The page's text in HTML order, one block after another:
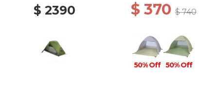
$ 2390 $ 370$ 740
50% Off 50% Off